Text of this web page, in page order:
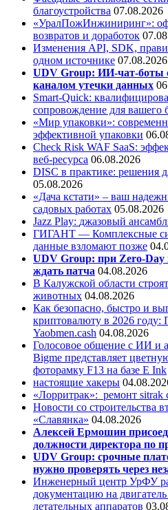
благоустройства 07.08.2026
«УралПожИнжиниринг»:
возвратов и доработок
Изменения API, SDK,
одном источнике 07.08.2026
UDV Group: ИИ-чат-боты
каналом утечки данных
Smart-Quick:
сопровождение для вашего
«Мир упаковки»:
эффективной упаковки
Check Risk WAF SaaS:
веб-ресурса 06.08.2026
DISC в практике: решения
05.08.2026
«Дача кстати» – ваш
садовых работах 05.08.2026
Jazz Play: джазовый
ГИГАНТ — Комплексные
данные взломают позже
UDV Group: при Zero-Day
ждать патча 04.08.2026
В Калужской области
животных 04.08.2026
Как безопасно, быстро и
криптовалюту в 2026 году:
Yaobmen.cash 04.08.2026
Голосовое общение с ИИ и
Bigme представляет
фоторамку F13 на базе E Ink
настоящие хакеры
«Лорритрак»: ремонт sitrak
Новости со строительства
«Славянка» 04.08.2026
Алексей Ермошин
должности директора по
UDV Group: срочные
нужно проверять через
Инженерный центр УрФУ
документацию на
летательных аппаратов